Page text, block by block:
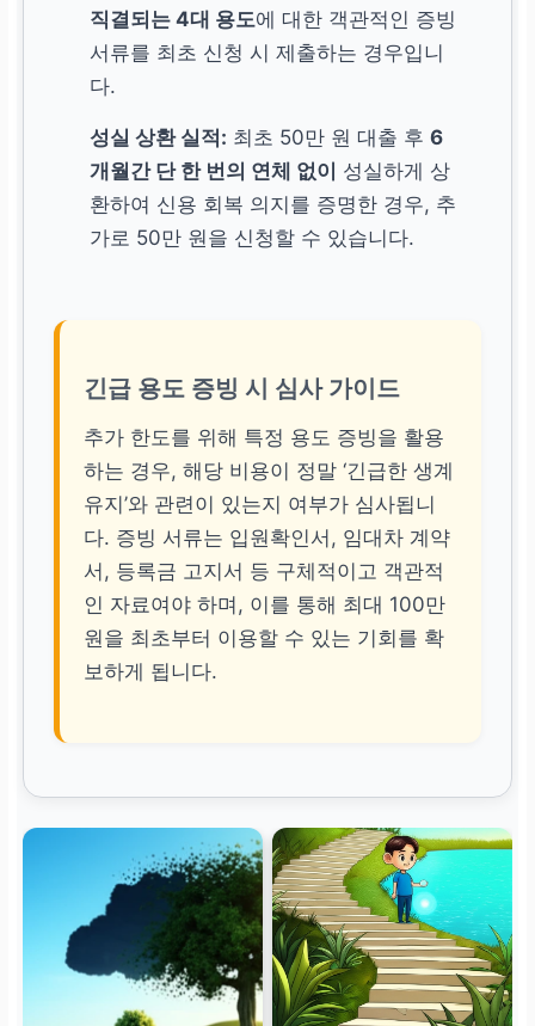
직결되는 4대 용도에 대한 객관적인 증빙
서류를 최초 신청 시 제출하는 경우입니
다.
성실 상환 실적: 최초 50만 원 대출 후 6
개월간 단 한 번의 연체 없이 성실하게 상
환하여 신용 회복 의지를 증명한 경우, 추
가로 50만 원을 신청할 수 있습니다.
긴급 용도 증빙 시 심사 가이드
추가 한도를 위해 특정 용도 증빙을 활용
하는 경우, 해당 비용이 정말 ‘긴급한 생계
유지’와 관련이 있는지 여부가 심사됩니
다. 증빙 서류는 입원확인서, 임대차 계약
서, 등록금 고지서 등 구체적이고 객관적
인 자료여야 하며, 이를 통해 최대 100만
원을 최초부터 이용할 수 있는 기회를 확
보하게 됩니다.